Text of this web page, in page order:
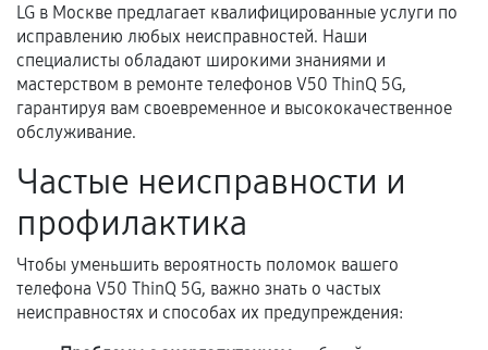
Документы для подтверждения
гарантии
Гарантийный талон.
услуг и сроком гарантии.
Документы на установленные комплектующие
и кассовый чек.
LG в Москве предлагает квалифицированные услуги по
исправлению любых неисправностей. Наши
специалисты обладают широкими знаниями и
мастерством в ремонте телефонов V50 ThinQ 5G,
гарантируя вам своевременное и высококачественное
обслуживание.
Частые неисправности и
профилактика
Чтобы уменьшить вероятность поломок вашего
телефона V50 ThinQ 5G, важно знать о частых
неисправностях и способах их предупреждения: